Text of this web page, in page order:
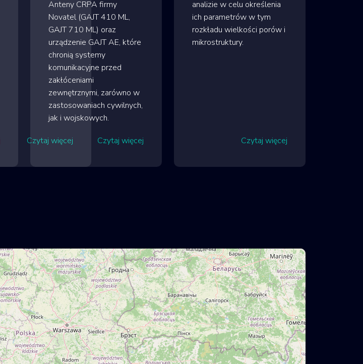
Czytaj więcej
Anteny CRPA firmy
Novatel (GAJT 410 ML,
GAJT 710 ML) oraz
urządzenie GAJT AE, które
chronią systemy
komunikacyjne przed
zakłóceniami
zewnętrznymi, zarówno w
zastosowaniach cywilnych,
jak i wojskowych.
Czytaj więcej
analizie w celu określenia
ich parametrów w tym
rozkładu wielkości porów i
mikrostruktury.
Czytaj więcej